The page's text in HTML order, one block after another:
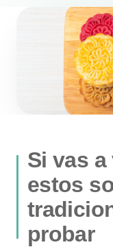
Si vas a
estos
probar